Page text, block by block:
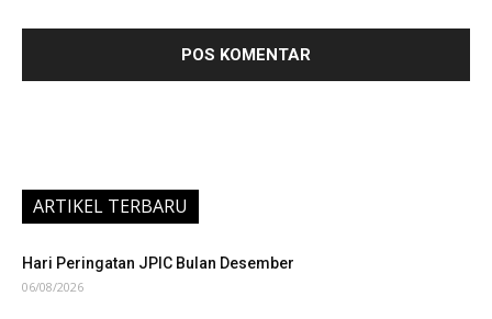
ARTIKEL TERBARU
Hari Peringatan JPIC Bulan Desember
06/08/2026